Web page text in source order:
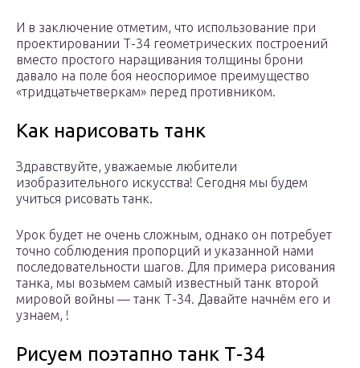
И в заключение отметим, что использование при
проектировании Т-34 геометрических построений
вместо простого наращивания толщины брони
давало на поле боя неоспоримое преимущество
«тридцатьчетверкам» перед противником.
Как нарисовать танк
Здравствуйте, уважаемые любители
изобразительного искусства! Сегодня мы будем
учиться рисовать танк.
Урок будет не очень сложным, однако он потребует
точно соблюдения пропорций и указанной нами
последовательности шагов. Для примера рисования
танка, мы возьмем самый известный танк второй
мировой войны — танк Т-34. Давайте начнём его и
узнаем, !
Рисуем поэтапно танк Т-34